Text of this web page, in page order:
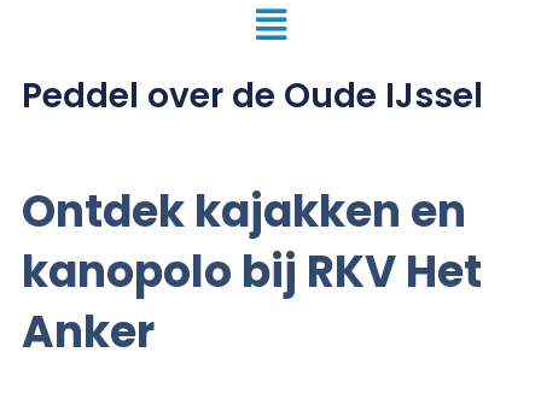
Peddel over de Oude IJssel
Ontdek kajakken en
kanopolo bij RKV Het
Anker